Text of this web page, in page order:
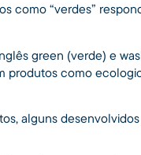
como “verdes”
green (verde) e
produtos como
alguns